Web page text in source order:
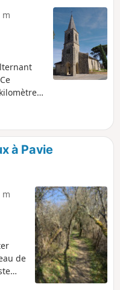
m
de la
coins de
des
en
à Pavie
m
de